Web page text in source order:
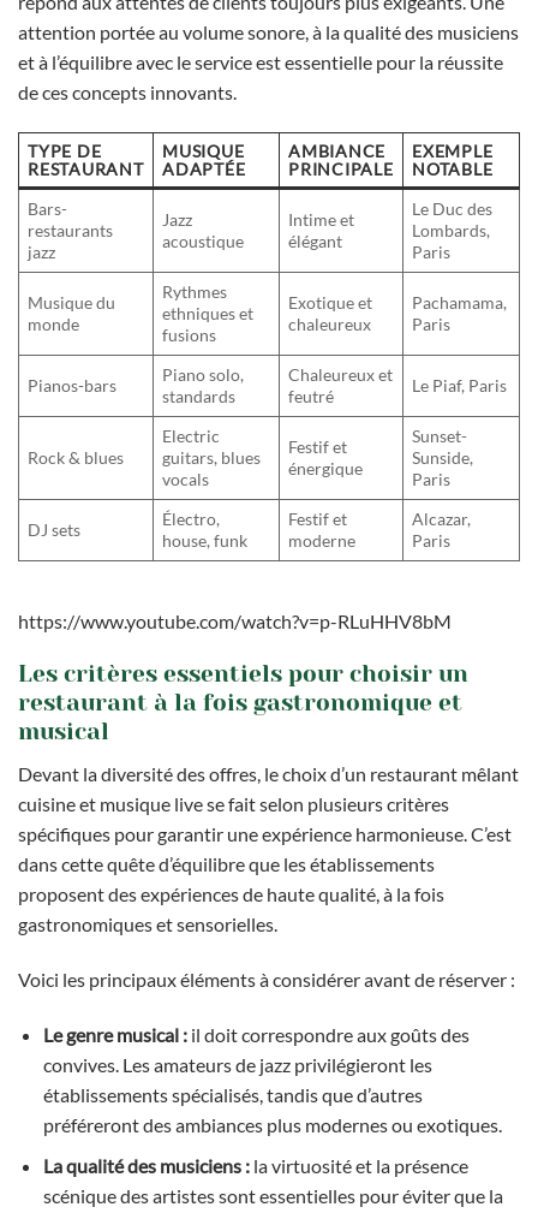
attention portée au volume sonore, à la qualité des musiciens
et à l’équilibre avec le service est essentielle pour la réussite
de ces concepts innovants.
TYPE DE
RESTAURANT
MUSIQUE
ADAPTÉE
AMBIANCE
PRINCIPALE
EXEMPLE
NOTABLE
Bars-
restaurants
jazz
Jazz
acoustique
Intime et
élégant
Le Duc des
Lombards,
Paris
Musique du
monde
Rythmes
ethniques et
fusions
Exotique et
chaleureux
Pachamama,
Paris
Pianos-bars
Piano solo,
standards
Chaleureux et
feutré
Le Piaf, Paris
Rock & blues
Electric
guitars, blues
vocals
Festif et
énergique
Sunset-
Sunside,
Paris
DJ sets
Électro,
house, funk
Festif et
moderne
Alcazar,
Paris
https://www.youtube.com/watch?v=p-RLuHHV8bM
Les critères essentiels pour choisir un
restaurant à la fois gastronomique et
musical
Devant la diversité des offres, le choix d’un restaurant mêlant
cuisine et musique live se fait selon plusieurs critères
spécifiques pour garantir une expérience harmonieuse. C’est
dans cette quête d’équilibre que les établissements
proposent des expériences de haute qualité, à la fois
gastronomiques et sensorielles.
Voici les principaux éléments à considérer avant de réserver :
Le genre musical :il doit correspondre aux goûts des
convives. Les amateurs de jazz privilégieront les
établissements spécialisés, tandis que d’autres
préféreront des ambiances plus modernes ou exotiques.
La qualité des musiciens :la virtuosité et la présence
scénique des artistes sont essentielles pour éviter que la